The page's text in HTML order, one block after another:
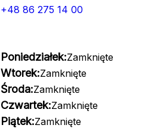
+48 86 275 14 00
Poniedziałek:Zamknięte
Wtorek:Zamknięte
Środa:Zamknięte
Czwartek:Zamknięte
Piątek:Zamknięte